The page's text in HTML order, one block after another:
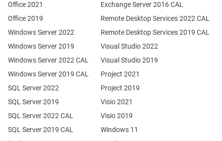
Office 2021
Office 2019
Windows Server 2022
Windows Server 2019
SQL Server 2022
SQL Server 2019
Windows Server 2022 CAL
Windows Server 2019 CAL
SQL Server 2022 CAL
SQL Server 2019 CAL
Remote Desktop Services 2022 CAL
Remote Desktop Services 2019 CAL
Exchange Server 2016 CAL
Visual Studio 2022
Visual Studio 2019
Project 2021
Project 2019
Visio 2021
Visio 2019
Windows 11